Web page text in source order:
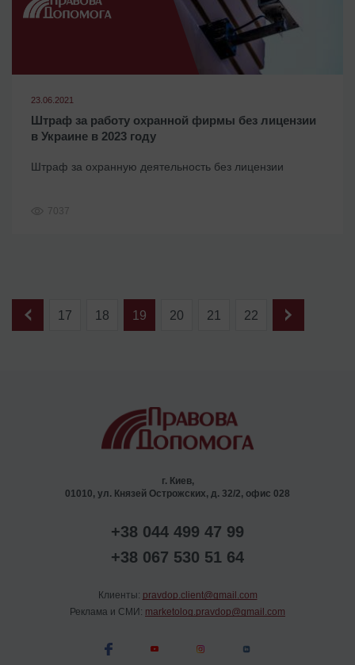
23.06.2021
Штраф за работу охранной фирмы без лицензии
в Украине в 2023 году
Штраф за охранную деятельность без лицензии
7037
17 18 19 20 21 22
г. Киев,
01010, ул. Князей Острожских, д. 32/2, офис 028
+38 044 499 47 99
+38 067 530 51 64
Клиенты: pravdop.client@gmail.com
Реклама и СМИ: marketolog.pravdop@gmail.com